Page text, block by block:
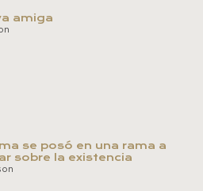
amiga
se posó en una rama a
sobre la existencia